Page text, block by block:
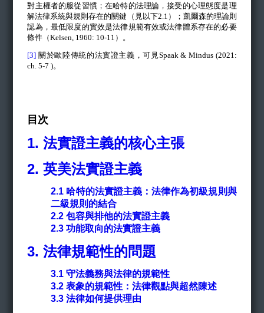
對主權者的服從習慣；在哈特的法理論，接受的心理態度是理
解法律系統與規則存在的關鍵（見以下2.1 ）；凱爾森的理論則
認為，最低限度的實效是法律規範有效或法律體系存在的必要
條件（Kelsen, 1960: 10-11 ）。
[3] 關於歐陸傳統的法實證主義，可見Spaak & Mindus (2021:
ch. 5-7 )。
目次
1. 法實證主義的核心主張
2. 英美法實證主義
2.1 哈特的法實證主義：法律作為初級規則與
二級規則的結合
2.2包容與排他的法實證主義
2.3功能取向的法實證主義
3. 法律規範性的問題
3.1守法義務與法律的規範性
3.2表象的規範性：法律觀點與超然陳述
3.3法律如何提供理由